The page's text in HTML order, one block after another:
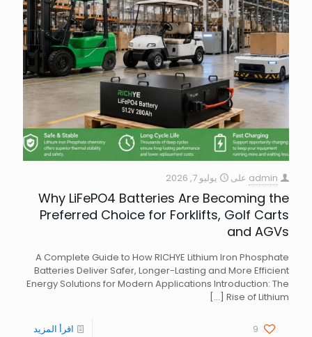
admin على يوليو 7, 2026
Why LiFePO4 Batteries Are Becoming the
Preferred Choice for Forklifts, Golf Carts
and AGVs
A Complete Guide to How RICHYE Lithium Iron Phosphate
Batteries Deliver Safer, Longer-Lasting and More Efficient
Energy Solutions for Modern Applications Introduction: The
Rise of Lithium
[…]
9 اقرأ المزيد